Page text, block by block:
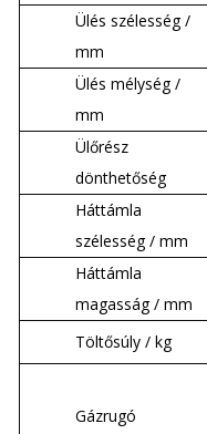
Ülés szélesség /
mm
Ülés mélység /
mm
Ülőrész
dönthetőség
Háttámla
szélesség / mm
Háttámla
magasság / mm
Töltősúly / kg
Gázrugó